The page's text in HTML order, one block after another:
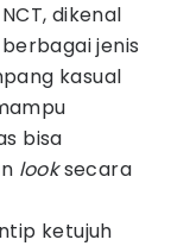
dikenal
jenis
kasual
bisa
looksecara
ketujuh